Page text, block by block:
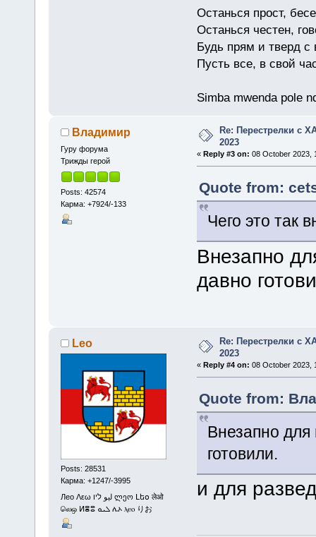
Останься прост,
Останься честен,
Будь прям и тверд с
Пусть все, в свой
Simba mwenda pole
Владимир
Гуру форума
Трижды герой
Posts: 42574
Карма: +7924/-133
Re: Перестрелки с
2023
« Reply #3 on: 08 October 2023,
Quote from:
Чего это так
Внезапно
давно
Leo
Posts: 28531
Карма: +1247/-3995
Лео Λεω ليو ליו ლეო Լեօ लेओ
லெஒ ⵍⴻⵓ ܠܝܘ ሌኦ ⲗⲉⲟ りお
Re: Перестрелки с
2023
« Reply #4 on: 08 October 2023,
Quote from:
Внезапно для
готовили.
и для